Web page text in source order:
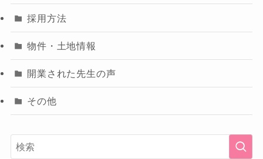
採用方法
物件・土地情報
開業された先生の声
その他